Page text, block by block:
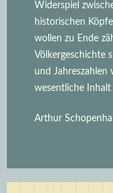
Widerspiel
historischen
wollen zu Ende
Völkergeschichte
und Jahreszahlen
wesentliche Inhalt
Arthur